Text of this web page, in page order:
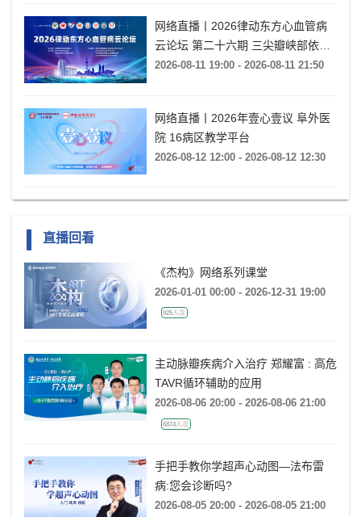
网络直播丨2026律动东方心血管病
云论坛 第二十六期 三尖瓣峡部依赖
房扑的心电特征与导管消融
2026-08-11 19:00 - 2026-08-11 21:50
网络直播丨2026年壹心壹议 阜外医
院 16病区教学平台
2026-08-12 12:00 - 2026-08-12 12:30
直播回看
《杰构》网络系列课堂
2026-01-01 00:00 - 2026-12-31 19:00
925人次
主动脉瓣疾病介入治疗 郑耀富 : 高危
TAVR循环辅助的应用
2026-08-06 20:00 - 2026-08-06 21:00
6874人次
手把手教你学超声心动图—法布雷
病:您会诊断吗?
2026-08-05 20:00 - 2026-08-05 21:00